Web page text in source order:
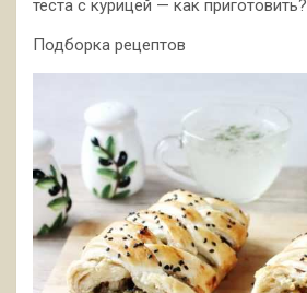
теста с курицей — как приготовить?
Подборка рецептов